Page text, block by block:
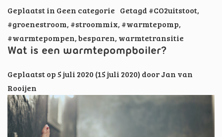
Geplaatst in Geen categorie Getagd #CO2uitstoot,
#groenestroom, #stroommix, #warmtepomp,
#warmtepompen,besparen, warmtetransitie
Wat is een warmtepompboiler?
Geplaatst op5 juli 2020 (15 juli 2020) doorJan van
Rooijen